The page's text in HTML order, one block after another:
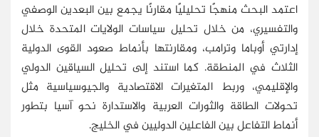
اعتمد البحث منهجًا تحليليًا مقارنًا يجمع بين البعدين الوصفي
والتفسيري، من خلال تحليل سياسات الولايات المتحدة خلال
إدارتي أوباما وترامب، ومقارنتها بأنماط صعود القوى الدولية
الثلاث في المنطقة. كما استند إلى تحليل السياقين الدولي
والإقليمي، وربط المتغيرات الاقتصادية والجيوسياسية مثل
تحولات الطاقة والثورات العربية والاستدارة نحو آسيا بتطور
أنماط التفاعل بين الفاعلين الدوليين في الخليج.